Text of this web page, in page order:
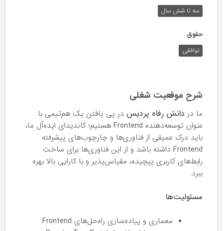
سه تا شش سال
حقوق
توافقی
شرح موقعیت شغلی
ما در دانش رفاه پردیس در پی یافتن یک هم‌تیمی با
عنوان توسعه‌دهنده Frontend هستیم؛ کاندیدای ایده‌آل ما،
باید درک عمیقی از فناوری‌ها و چارچوب‌های پیشرفته
Frontend داشته باشد و از این فناوری‌ها برای ساخت
رابط‌های کاربری پیچیده، مقیاس‌پذیر و با کارایی بالا بهره
ببرد.
مسئولیت‌ها
معماری و پیاده‌سازی راه‌حل‌های Frontend